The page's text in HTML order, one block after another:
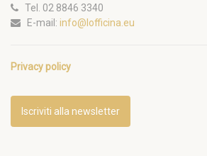
Tel. 02 8846 3340
E-mail: info@lofficina.eu
Privacy policy
Iscriviti alla newsletter